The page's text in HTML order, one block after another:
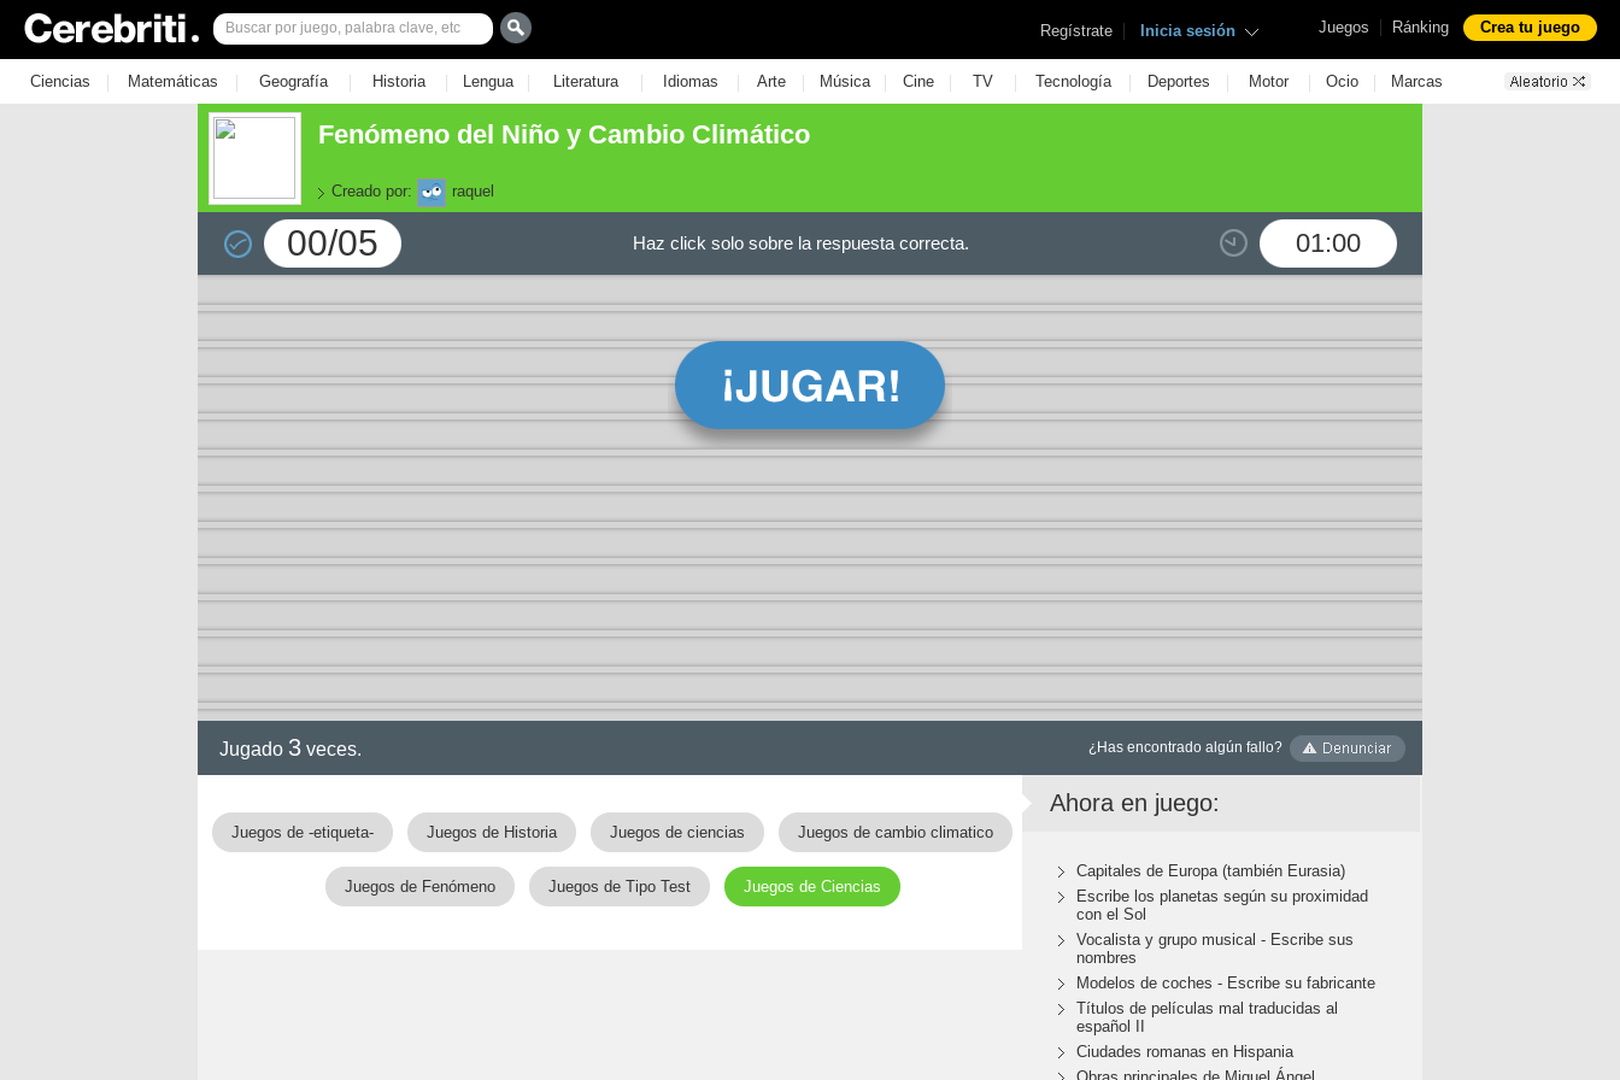
Juegos | Ránking Crea tu juego
Regístrate | Inicia sesión
Ciencias | Matemáticas | Geografía | Historia | Lengua | Literatura | Idiomas | Arte | Música | Cine | TV | Tecnología | Deportes | Motor | Ocio | Marcas
Fenómeno del Niño y Cambio Climático
Creado por: raquel
00/05 01:00
Haz click solo sobre la respuesta correcta.
Jugado 3 veces. ¿Has encontrado algún fallo?
Juegos de -etiqueta- Juegos de Historia Juegos de ciencias Juegos de cambio climatico
Juegos de Fenómeno Juegos de Tipo Test Juegos de Ciencias
Ahora en juego:
Capitales de Europa (también Eurasia)
Escribe los planetas según su proximidad
con el Sol
Vocalista y grupo musical - Escribe sus
nombres
Modelos de coches - Escribe su fabricante
Títulos de películas mal traducidas al
español II
Ciudades romanas en Hispania